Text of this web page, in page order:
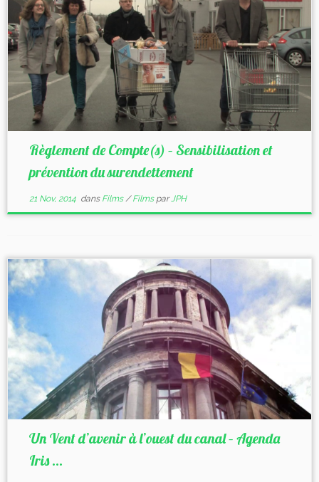
Règlement de Compte(s) – Sensibilisation et
prévention du surendettement
21 Nov, 2014dans Films/Films parJPH
Un Vent d’avenir à l’ouest du canal – Agenda
Iris ...